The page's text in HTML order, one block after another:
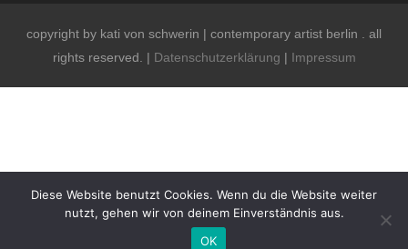
copyright by kati von schwerin | contemporary artist berlin . all
rights reserved. | Datenschutzerklärung | Impressum
Diese Website benutzt Cookies. Wenn du die Website weiter
nutzt, gehen wir von deinem Einverständnis aus.
OK